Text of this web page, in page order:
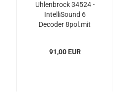
Uhlenbrock 34524 -
IntelliSound 6
Decoder 8pol.mit
91,00 EUR